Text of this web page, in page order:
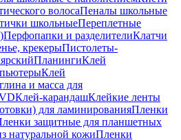
волосаПеналы школьные
школьныеПереплетные
Перфопапки и разделителиКлатчи
крекерыПистолеты-
ПланингиКлей
Клей
и масса для
Клей-карандашКлейкие ленты
для ламинированияПленки
защитные для планшетных
натуральной кожиПленки